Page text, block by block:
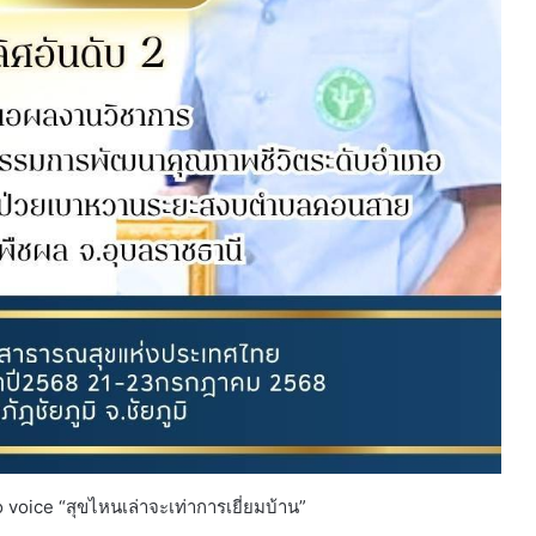
“สุขไหนเล่าจะเท่าการเยี่ยมบ้าน”